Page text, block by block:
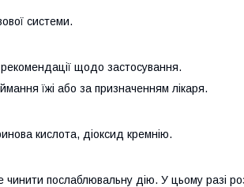
системи.
щодо застосування.
їжі або за призначенням лікаря.
кислота, діоксид кремнію.
послаблювальну дію. У цьому разі